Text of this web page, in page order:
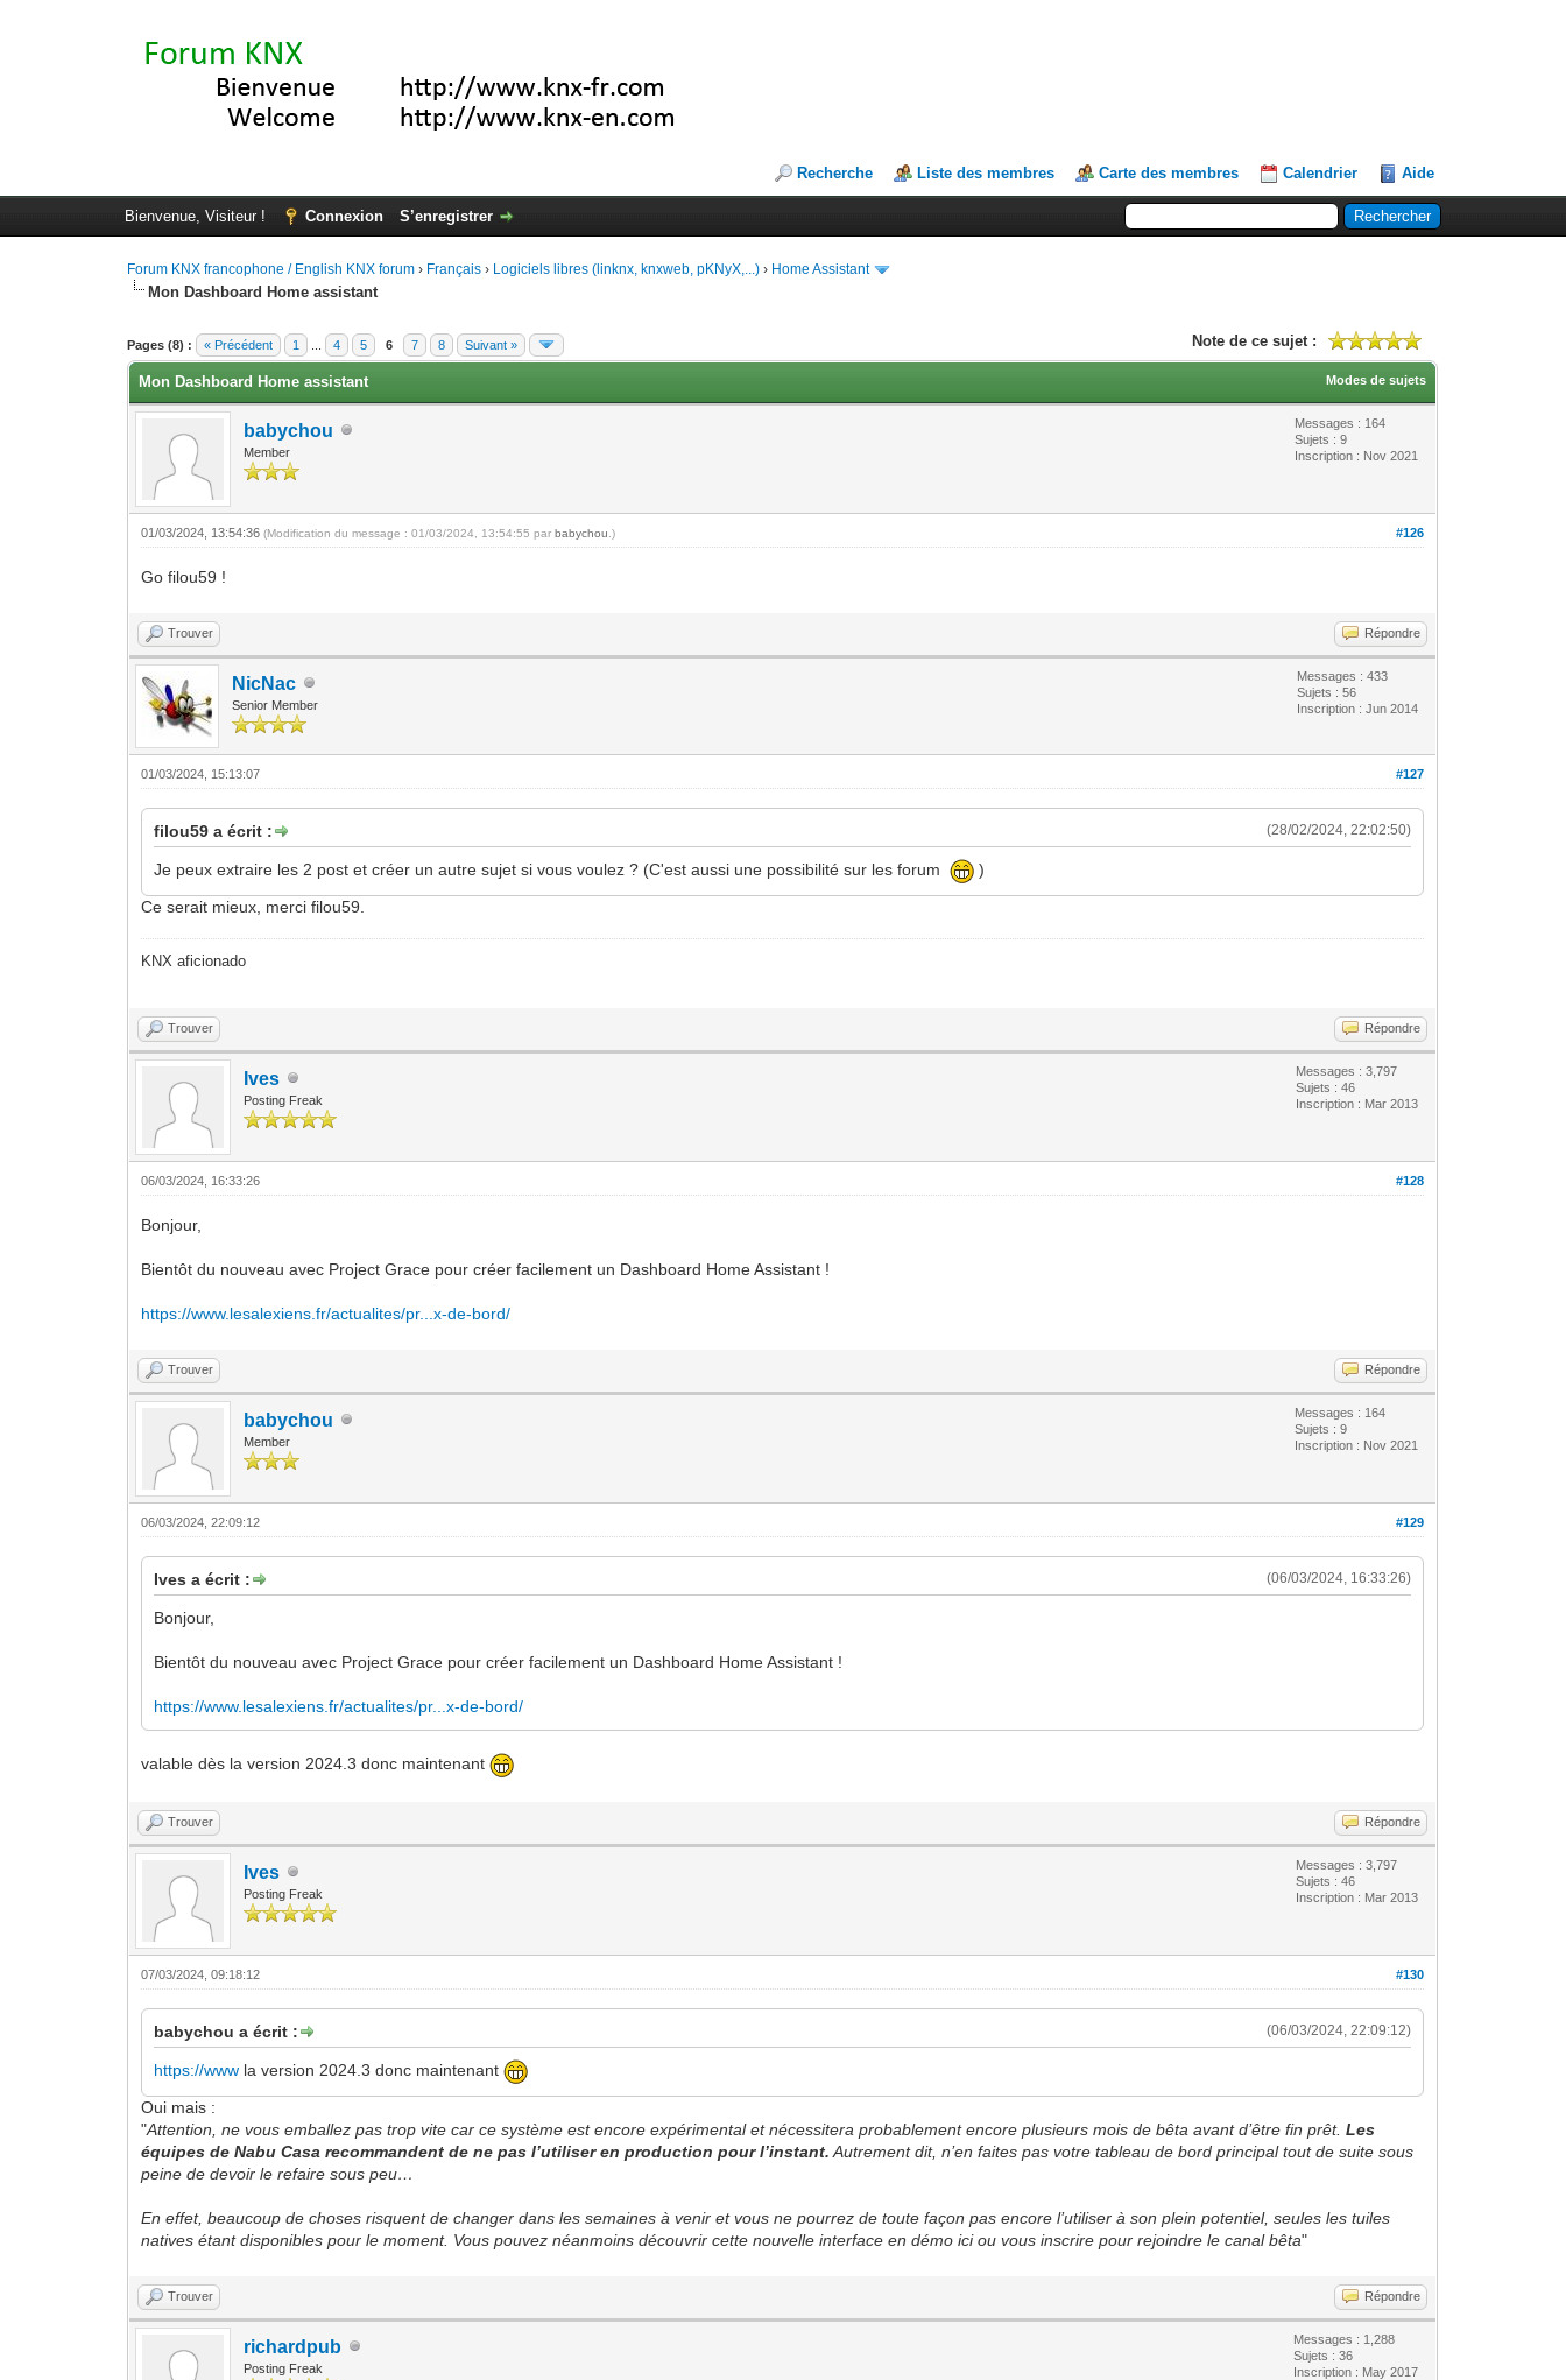
Recherche Liste des membres Carte des membres Calendrier Aide
Bienvenue, Visiteur ! Connexion S’enregistrer
Forum KNX francophone / English KNX forum › Français › Logiciels libres (linknx, knxweb, pKNyX,...) › Home Assistant
Mon Dashboard Home assistant
Pages (8) : « Précédent 1 4 5 6 7 8 Suivant » Note de ce sujet :
Moyenne : 5 (2 vote(s))
1
2
3
4
5
Modes de sujets
Mon Dashboard Home assistant
babychou
Member
Messages : 164
Sujets : 9
Inscription : Nov 2021
#126
01/03/2024, 13:54:36(Modification du message : 01/03/2024, 13:54:55 parbabychou .)
Go filou59 !
Trouver Répondre
NicNac
Senior Member
Messages : 433
Sujets : 56
Inscription : Jun 2014
#127
01/03/2024, 15:13:07
(28/02/2024, 22:02:50)
filou59 a écrit :
Je peux extraire les 2 post et créer un autre sujet si vous voulez ? (C'est aussi une possibilité sur les forum
)
Ce serait mieux, merci filou59.
KNX aficionado
Trouver Répondre
Ives
Posting Freak
Messages : 3,797
Sujets : 46
Inscription : Mar 2013
#128
06/03/2024, 16:33:26
Bonjour,
Bientôt du nouveau avec Project Grace pour créer facilement un Dashboard Home Assistant !
https://www.lesalexiens.fr/actualites/pr...x-de-bord/
Trouver Répondre
babychou
Member
Messages : 164
Sujets : 9
Inscription : Nov 2021
#129
06/03/2024, 22:09:12
(06/03/2024, 16:33:26)
Ives a écrit :
Bonjour,
Bientôt du nouveau avec Project Grace pour créer facilement un Dashboard Home Assistant !
https://www.lesalexiens.fr/actualites/pr...x-de-bord/
valable dès la version 2024.3 donc maintenant
Trouver Répondre
Ives
Posting Freak
Messages : 3,797
Sujets : 46
Inscription : Mar 2013
#130
07/03/2024, 09:18:12
(06/03/2024, 22:09:12)
babychou a écrit :
https://www la version 2024.3 donc maintenant
Oui mais :
"Attention, ne vous emballez pas trop vite car ce système est encore expérimental et nécessitera probablement encore plusieurs mois de bêta avant d’être fin prêt.Les
équipes de Nabu Casa recommandent de ne pas l’utiliser en production pour l’instant. Autrement dit, n’en faites pas votre tableau de bord principal tout de suite sous
peine de devoir le refaire sous peu…
En effet, beaucoup de choses risquent de changer dans les semaines à venir et vous ne pourrez de toute façon pas encore l’utiliser à son plein potentiel, seules les tuiles
natives étant disponibles pour le moment. Vous pouvez néanmoins découvrir cette nouvelle interface en démo ici ou vous inscrire pour rejoindre le canal bêta"
Trouver Répondre
richardpub
Posting Freak
Messages : 1,288
Sujets : 36
Inscription : May 2017